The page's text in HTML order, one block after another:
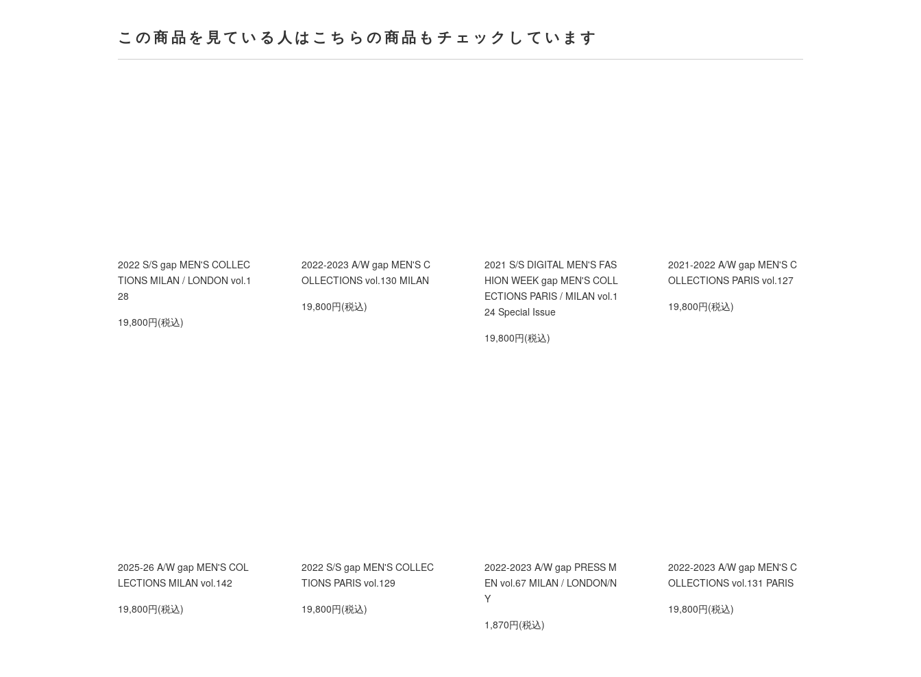
この商品を見ている人はこちらの商品もチェックしています
2022 S/S gap MEN'S COLLEC
TIONS MILAN / LONDON vol.1
28
19,800円(税込)
2022-2023 A/W gap MEN'S C
OLLECTIONS vol.130 MILAN
19,800円(税込)
2021 S/S DIGITAL MEN'S FAS
HION WEEK gap MEN'S COLL
ECTIONS PARIS / MILAN vol.1
24 Special Issue
19,800円(税込)
2021-2022 A/W gap MEN'S C
OLLECTIONS PARIS vol.127
19,800円(税込)
2025-26 A/W gap MEN'S COL
LECTIONS MILAN vol.142
19,800円(税込)
2022 S/S gap MEN'S COLLEC
TIONS PARIS vol.129
19,800円(税込)
2022-2023 A/W gap PRESS M
EN vol.67 MILAN / LONDON/N
Y
1,870円(税込)
2022-2023 A/W gap MEN'S C
OLLECTIONS vol.131 PARIS
19,800円(税込)